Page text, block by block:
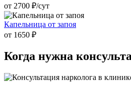
от 2700 ₽/cут
Капельница от запоя
от 1650 ₽
Когда нужна